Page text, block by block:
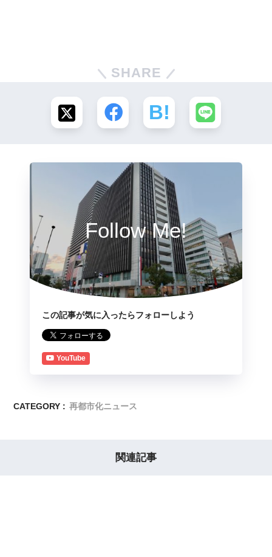
SHARE
Follow Me!
この記事が気に入ったらフォローしよう
YouTube
CATEGORY : 再都市化ニュース
関連記事